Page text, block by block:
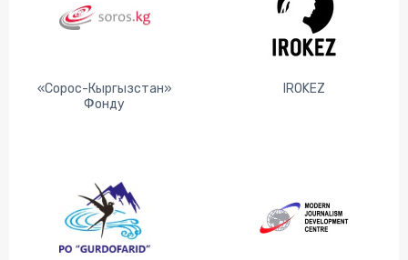
«Сорос-Кыргызстан»
Фонду
IROKEZ